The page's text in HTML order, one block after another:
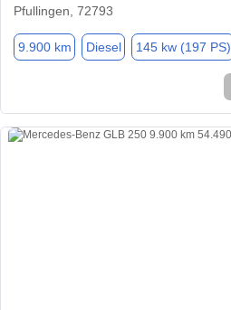
Pfullingen, 72793
9.900 km Diesel 145 kw (197 PS)